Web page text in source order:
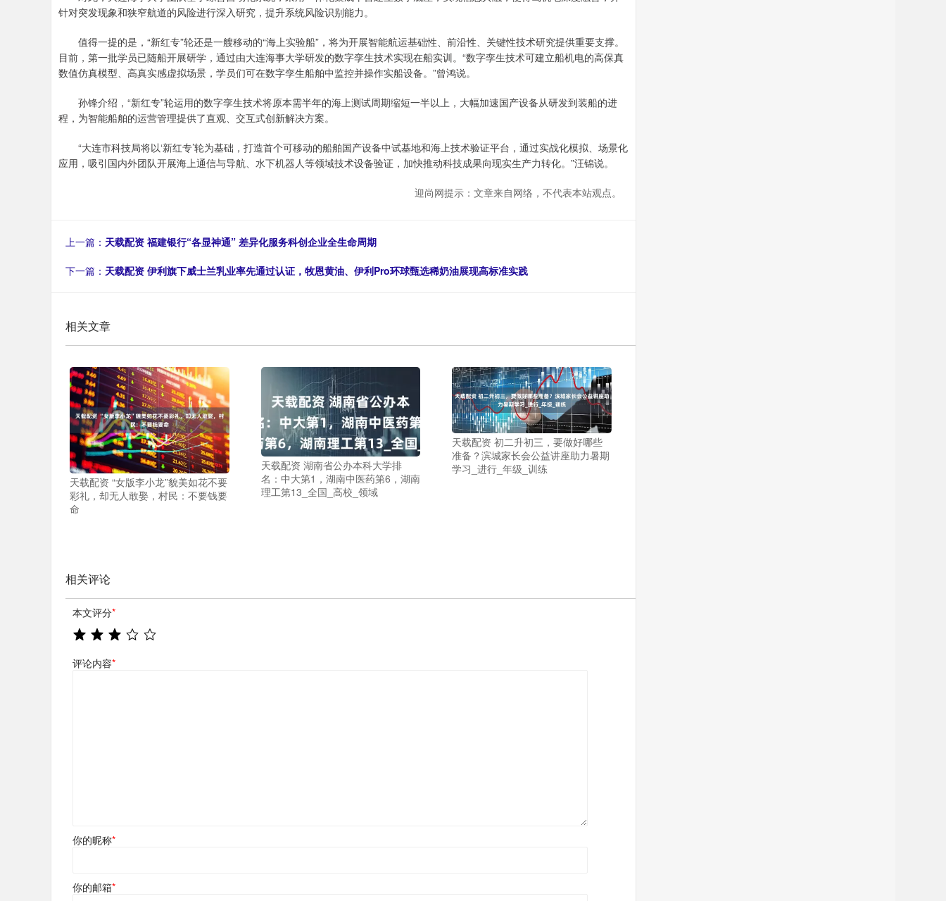
针对突发现象和狭窄航道的风险进行深入研究，提升系统风险识别能力。
值得一提的是，“新红专”轮还是一艘移动的“海上实验船”，将为开展智能航运基础性、前沿性、关键性技术研究提供重要支撑。
目前，第一批学员已随船开展研学，通过由大连海事大学研发的数字孪生技术实现在船实训。“数字孪生技术可建立船机电的高保真
数值仿真模型、高真实感虚拟场景，学员们可在数字孪生船舶中监控并操作实船设备。”曾鸿说。
孙锋介绍，“新红专”轮运用的数字孪生技术将原本需半年的海上测试周期缩短一半以上，大幅加速国产设备从研发到装船的进
程，为智能船舶的运营管理提供了直观、交互式创新解决方案。
“大连市科技局将以‘新红专’轮为基础，打造首个可移动的船舶国产设备中试基地和海上技术验证平台，通过实战化模拟、场景化
应用，吸引国内外团队开展海上通信与导航、水下机器人等领域技术设备验证，加快推动科技成果向现实生产力转化。”汪锦说。
迎尚网提示：文章来自网络，不代表本站观点。
上一篇： 天载配资 福建银行“各显神通” 差异化服务科创企业全生命周期
下一篇： 天载配资 伊利旗下威士兰乳业率先通过认证，牧恩黄油、伊利Pro环球甄选稀奶油展现高标准实践
相关文章
天载配资 “女版李小龙”貌美如花不要
彩礼，却无人敢娶，村民：不要钱要
命
天载配资 湖南省公办本科大学排
名：中大第1，湖南中医药第6，湖南
理工第13_全国_高校_领域
天载配资 初二升初三，要做好哪些
准备？滨城家长会公益讲座助力暑期
学习_进行_年级_训练
相关评论
本文评分*
评论内容*
你的昵称*
你的邮箱*